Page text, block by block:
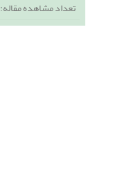
تعداد مشاهده مقاله: